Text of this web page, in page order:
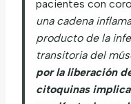
pacientes con
una cadena
producto de la
transitoria del
por la liberación
citoquinas